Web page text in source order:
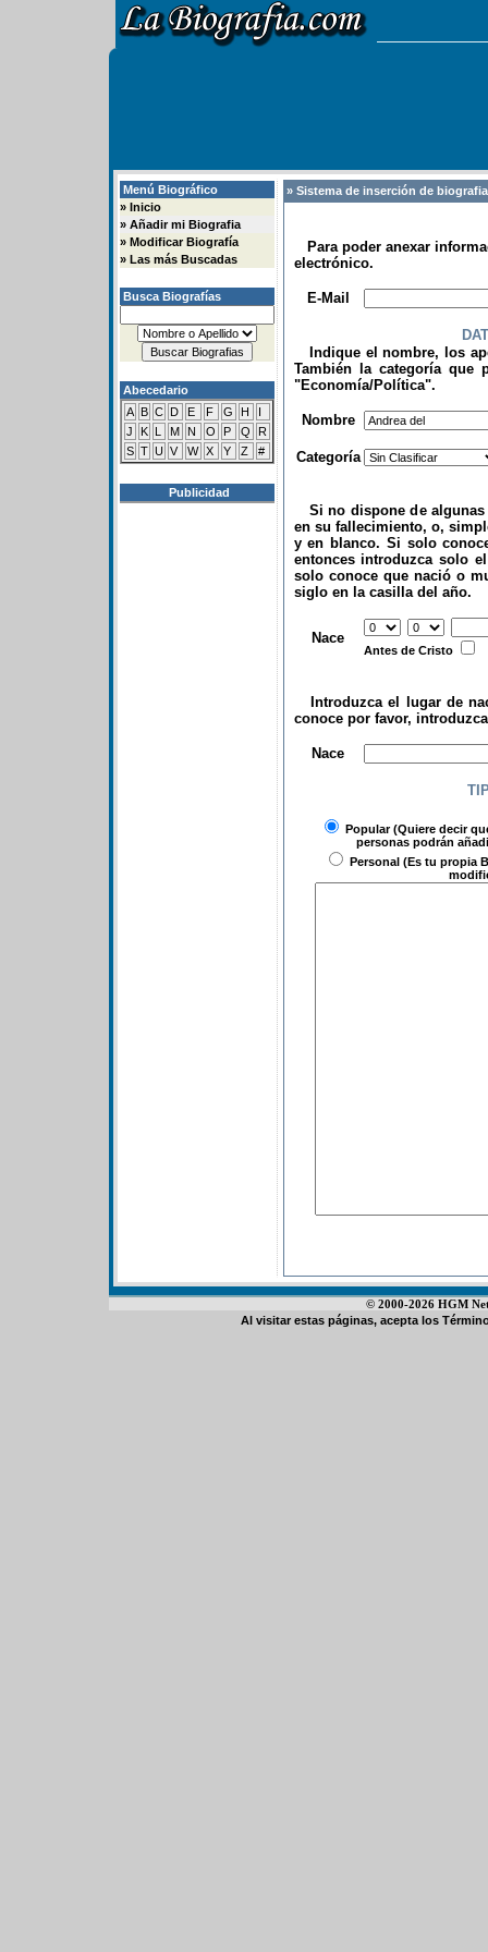
Menú Biográfico
» Inicio
» Añadir mi Biografia
» Modificar Biografía
» Las más Buscadas
Busca Biografías
Abecedario
A B C D E F G H
I
J
K L M N O P Q
R
S T U V W X Y Z #
Publicidad
» Sistema de inserción de
Para poder anexar
electrónico.
E-Mail
Indique el nombre, los
También la categoría que
"Economía/Política".
Nombre
Categoría
Si no dispone de algunas
en su fallecimiento, o,
y en blanco. Si solo
entonces introduzca solo
solo conoce que nació o
siglo en la casilla del año.
Nace
Antes de Cristo
Introduzca el lugar de
conoce por favor,
Nace
Popular(Quiere decir
personas podrán
Personal (Es tu propia
© 2000-2026 HGM
Al visitar estas páginas, acepta los